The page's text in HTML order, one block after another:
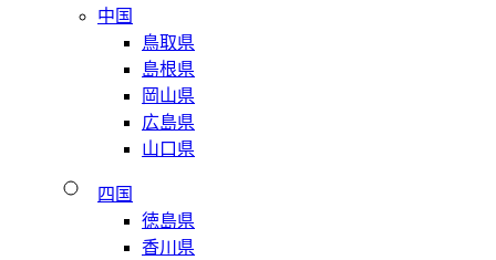
中国
鳥取県
島根県
岡山県
広島県
山口県
四国
徳島県
香川県